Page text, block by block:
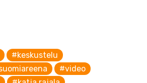
#keskustelu
#video